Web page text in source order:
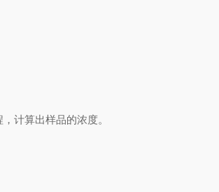
，计算出样品的浓度。